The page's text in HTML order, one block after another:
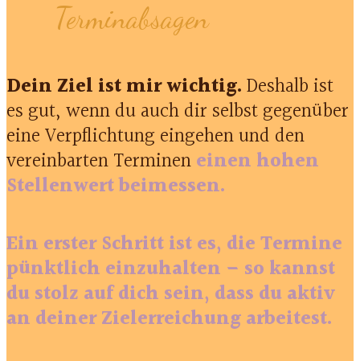
Terminabsagen
Dein Ziel ist mir wichtig.Deshalb ist
es gut, wenn du auch dir selbst gegenüber
eine Verpflichtung eingehen und den
vereinbarten Termineneinen hohen
Stellenwertbeimessen.
Ein erster Schritt ist es, die Termine
pünktlich einzuhalten – so kannst
du stolz auf dich sein, dass du aktiv
an deiner Zielerreichung arbeitest.